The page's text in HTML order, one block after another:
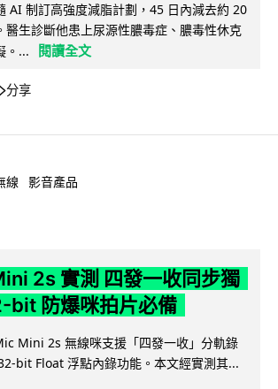
AI 制訂高強度減脂計劃，45 日內減去約 20
醫生診斷他患上尿源性膿毒症、膿毒性休克
。...
閱讀全文
分享
線 影音產品
2s 實測 四發一收同步獨
bit 防爆咪拍片必備
Mini 2s 無線咪支援「四發一收」分軌錄
bit Float 浮點內錄功能。本文經實測其...